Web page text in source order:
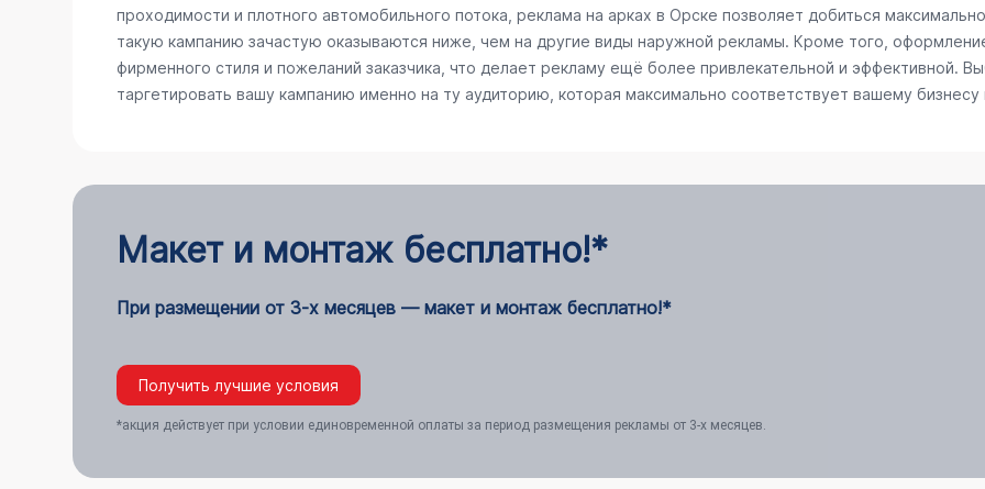
проходимости и плотного автомобильного потока, реклама на арках в Орске позволяет добиться
такую кампанию зачастую оказываются ниже, чем на другие виды наружной рекламы. Кроме того,
фирменного стиля и пожеланий заказчика, что делает рекламу ещё более привлекательной и эффективной.
таргетировать вашу кампанию именно на ту аудиторию, которая максимально соответствует вашему
Макет и монтаж бесплатно!*
При размещении от 3-х месяцев — макет и монтаж бесплатно!*
Получить лучшие условия
*акция действует при условии единовременной оплаты за период размещения рекламы от 3-х месяцев.